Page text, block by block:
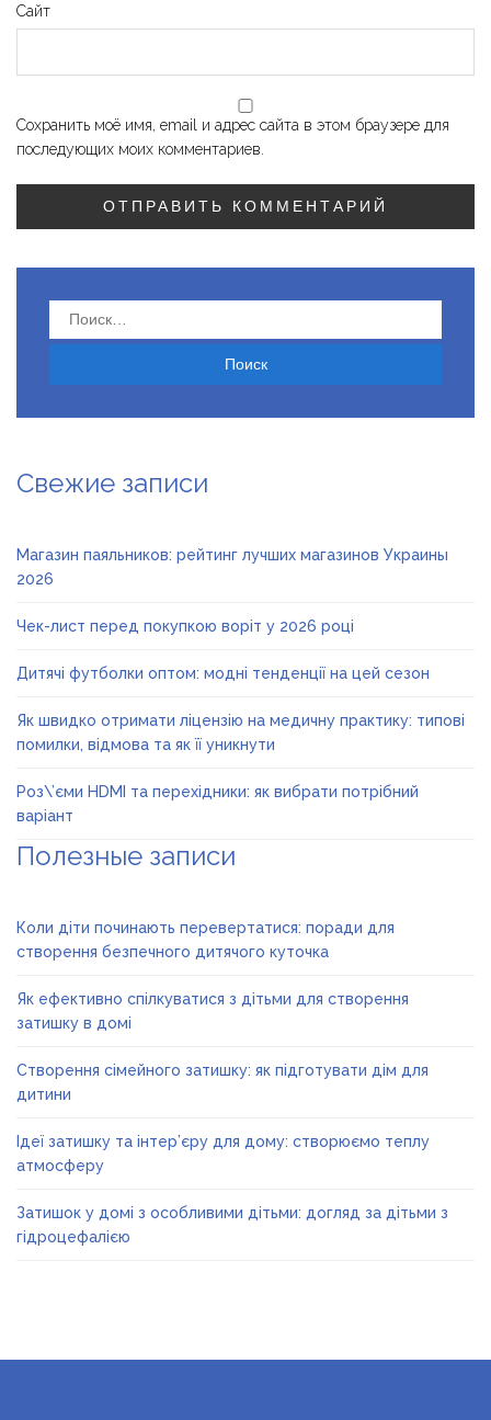
Сайт
Сохранить моё имя, email и адрес сайта в этом браузере для
последующих моих комментариев.
Найти:
Свежие записи
Магазин паяльников: рейтинг лучших магазинов Украины
2026
Чек-лист перед покупкою воріт у 2026 році
Дитячі футболки оптом: модні тенденції на цей сезон
Як швидко отримати ліцензію на медичну практику: типові
помилки, відмова та як її уникнути
Роз\’єми HDMI та перехідники: як вибрати потрібний
варіант
Полезные записи
Коли діти починають перевертатися: поради для
створення безпечного дитячого куточка
Як ефективно спілкуватися з дітьми для створення
затишку в домі
Створення сімейного затишку: як підготувати дім для
дитини
Ідеї затишку та інтер’єру для дому: створюємо теплу
атмосферу
Затишок у домі з особливими дітьми: догляд за дітьми з
гідроцефалією